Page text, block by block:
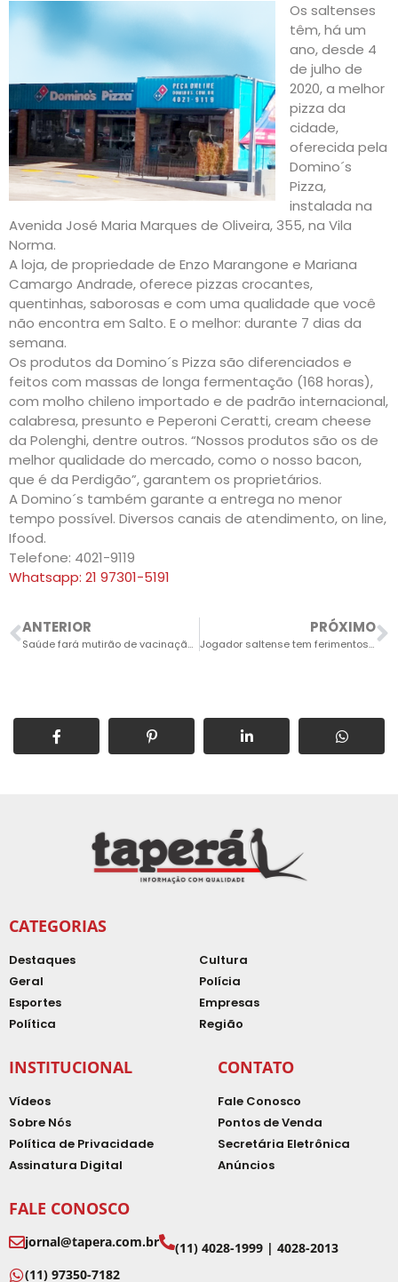
Os saltenses
têm, há um
ano, desde 4
de julho de
2020, a melhor
pizza da
cidade,
oferecida pela
Domino´s
Pizza,
instalada na
Avenida José Maria Marques de Oliveira, 355, na Vila
Norma.
A loja, de propriedade de Enzo Marangone e Mariana
Camargo Andrade, oferece pizzas crocantes,
quentinhas, saborosas e com uma qualidade que você
não encontra em Salto. E o melhor: durante 7 dias da
semana.
Os produtos da Domino´s Pizza são diferenciados e
feitos com massas de longa fermentação (168 horas),
com molho chileno importado e de padrão internacional,
calabresa, presunto e Peperoni Ceratti, cream cheese
da Polenghi, dentre outros. “Nossos produtos são os de
melhor qualidade do mercado, como o nosso bacon,
que é da Perdigão”, garantem os proprietários.
A Domino´s também garante a entrega no menor
tempo possível. Diversos canais de atendimento, on line,
Ifood.
Telefone: 4021-9119
Whatsapp: 21 97301-5191
ANTERIOR
Saúde fará mutirão de vacinação da Covid-19 amanhã, com e sem agendamento
PRÓXIMO
Jogador saltense tem ferimentos leves em tombamento de ônibus do time do Umuruama
CATEGORIAS
Destaques
Geral
Esportes
Política
Cultura
Polícia
Empresas
Região
INSTITUCIONAL
Vídeos
Sobre Nós
Política de Privacidade
Assinatura Digital
CONTATO
Fale Conosco
Pontos de Venda
Secretária Eletrônica
Anúncios
FALE CONOSCO
jornal@tapera.com.br
(11) 4028-1999 | 4028-2013
(11) 97350-7182